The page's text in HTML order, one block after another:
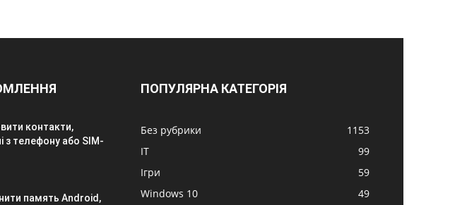
контакти,
з телефону або SIM-
память Android,
ПОПУЛЯРНА КАТЕГОРІЯ
Без рубрики
1153
IT
99
Ігри
59
Windows 10
49